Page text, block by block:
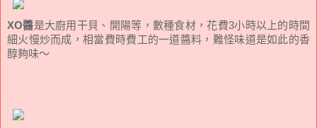
XO醬是大廚用干貝、開陽等，數種食材，花費3小時以上的時間
細火慢炒而成，相當費時費工的一道醬料，難怪味道是如此的香
醇夠味～